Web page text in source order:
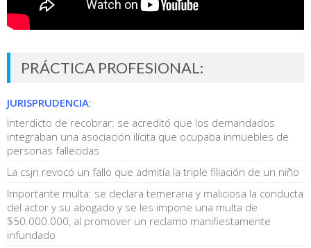
PRÁCTICA PROFESIONAL:
JURISPRUDENCIA:
Interdicto de recobrar: se acreditó que los demandados
integraban una asociación ilícita que ocupaba inmuebles de
personas fallecidas
La csjn revocó un fallo que admitía la triple filiación de un niño
Importante multa: se declara temeraria y maliciosa la conducta
del actor y su abogado y se les impone una multa de
$50.000.000, al promover un reclamo manifiestamente
infundado